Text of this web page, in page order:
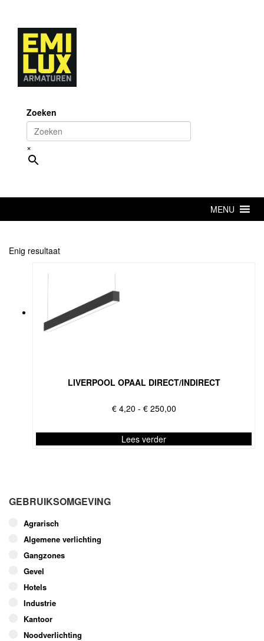
content
Zoeken
×
MENU
Enig resultaat
LIVERPOOL OPAAL DIRECT/INDIRECT
€4,20 - €250,00Prijsklasse:
tot
€ 250,00
Lees verder
variaties.
optie
kan
gekozen
worden
op
productpagina
GEBRUIKSOMGEVING
Agrarisch
Algemene verlichting
Gangzones
Gevel
Hotels
Industrie
Kantoor
Noodverlichting